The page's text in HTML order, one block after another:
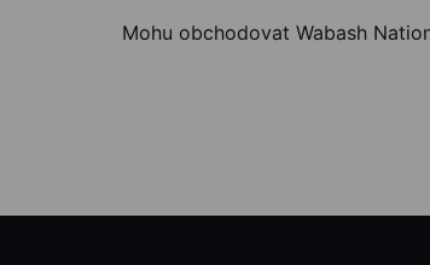
Mohu obchodovat Wabash